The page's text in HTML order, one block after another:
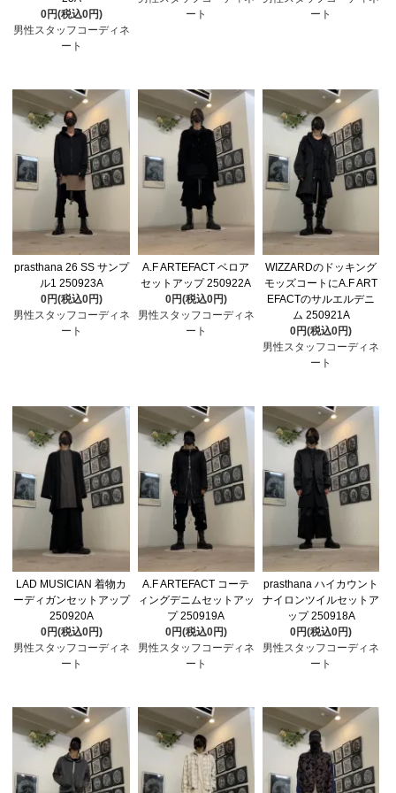
0円(税込0円)
男性スタッフコーディネ
ート
ート
ート
prasthana 26 SS サンプ
ル1 250923A
0円(税込0円)
男性スタッフコーディネ
ート
A.F ARTEFACT ベロア
セットアップ 250922A
0円(税込0円)
男性スタッフコーディネ
ート
WIZZARDのドッキング
モッズコートにA.F ART
EFACTのサルエルデニ
ム 250921A
0円(税込0円)
男性スタッフコーディネ
ート
LAD MUSICIAN 着物カ
ーディガンセットアップ
250920A
0円(税込0円)
男性スタッフコーディネ
ート
A.F ARTEFACT コーテ
ィングデニムセットアッ
プ 250919A
0円(税込0円)
男性スタッフコーディネ
ート
prasthana ハイカウント
ナイロンツイルセットア
ップ 250918A
0円(税込0円)
男性スタッフコーディネ
ート